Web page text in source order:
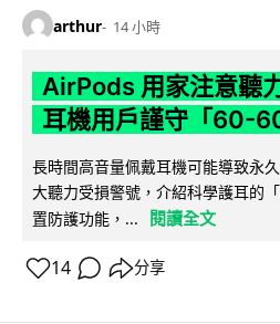
arthur 14 小時
AirPods 用家注意聽
耳機用戶謹守「60-
長時間高音量佩戴耳機可能導致永
大聽力受損警號，介紹科學護耳的
置防護功能，...
閱讀全文
14 分享